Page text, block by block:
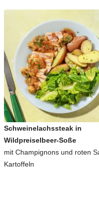
Schweinelachssteak in
Wildpreiselbeer-Soße
mit Champignons und roten
Kartoffeln